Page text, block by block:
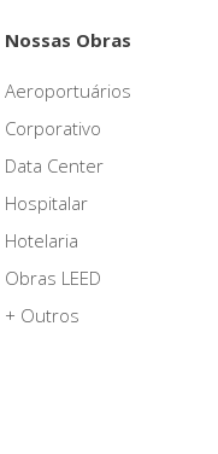
Nossas Obras
Aeroportuários
Corporativo
Data Center
Hospitalar
Hotelaria
Obras LEED
+ Outros